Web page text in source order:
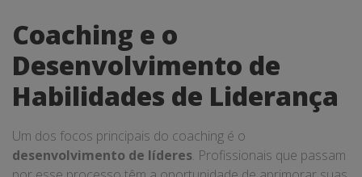
Coaching e o
Desenvolvimento de
Habilidades de Liderança
Um dos focos principais do coaching é o
desenvolvimento de líderes. Profissionais que passam